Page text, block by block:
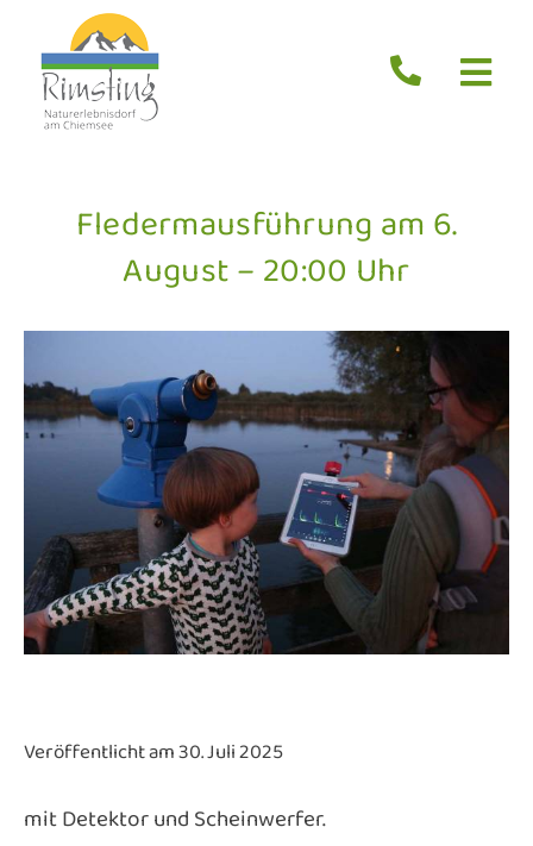
Inhalt
springen
Aktuelles
Service
Fledermausführung am 6.
August – 20:00 Uhr
Veröffentlicht am 30. Juli 2025
mit Detektor und Scheinwerfer.